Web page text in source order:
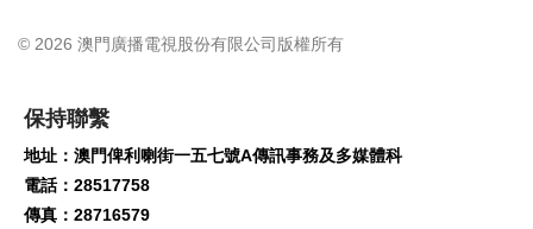
© 2026 澳門廣播電視股份有限公司版權所有
保持聯繫
地址：澳門俾利喇街一五七號A傳訊事務及多媒體科
電話：28517758
傳真：28716579